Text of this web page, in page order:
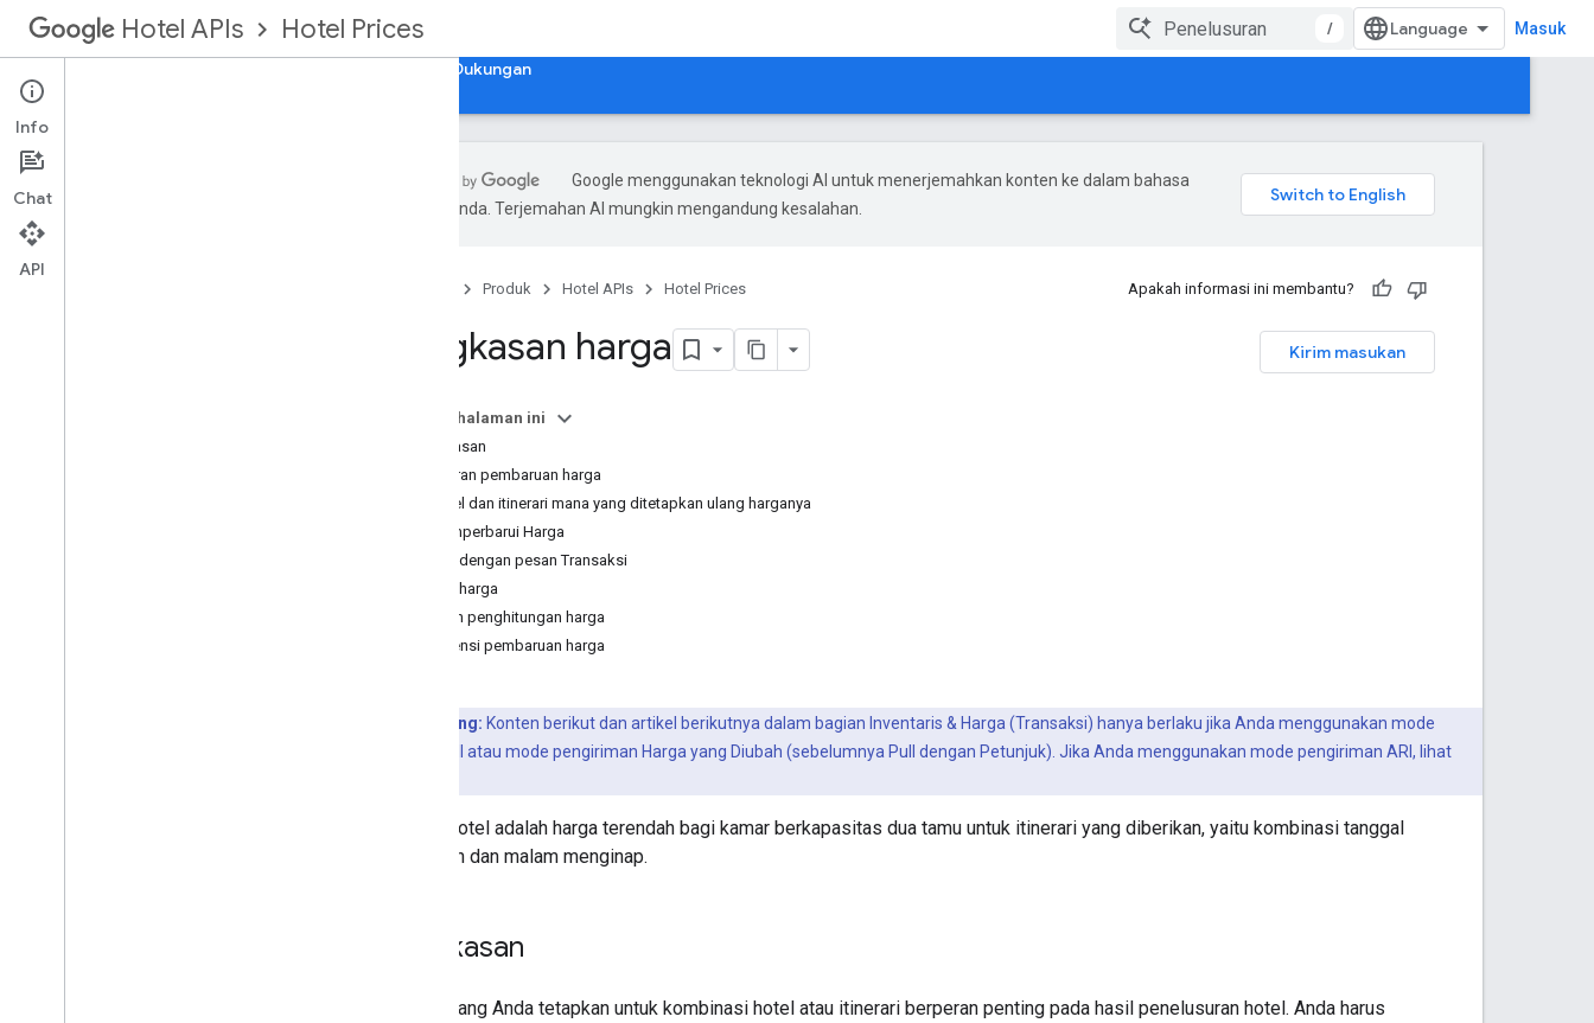
Hotel APIs Hotel Prices / Masuk
Dukungan
Ringkasan
Google menggunakan teknologi AI untuk menerjemahkan konten ke dalam bahasa
pilihan Anda. Terjemahan AI mungkin mengandung kesalahan.
Produk Hotel APIs Hotel Prices Apakah informasi ini membantu?
Kirim masukan
Ringkasan harga
Pada halaman ini
Ringkasan
Ukuran pembaruan harga
Hotel dan itinerari mana yang ditetapkan ulang harganya
Memperbarui Harga
Harga dengan pesan Transaksi
Pesan harga
Contoh penghitungan harga
Frekuensi pembaruan harga
Poin Penting: Konten berikut dan artikel berikutnya dalam bagian Inventaris & Harga (Transaksi) hanya berlaku jika Anda menggunakan mode
pengiriman Pull atau mode pengiriman Harga yang Diubah (sebelumnya Pull dengan Petunjuk). Jika Anda menggunakan mode pengiriman ARI, lihat
Harga hotel adalah harga terendah bagi kamar berkapasitas dua tamu untuk itinerari yang diberikan, yaitu kombinasi tanggal
check-in dan malam menginap.
Ringkasan
Harga yang Anda tetapkan untuk kombinasi hotel atau itinerari berperan penting pada hasil penelusuran hotel. Anda harus
Info
Chat
API